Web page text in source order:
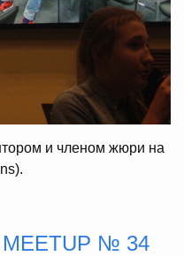
и членом жюри на
MEETUP № 34